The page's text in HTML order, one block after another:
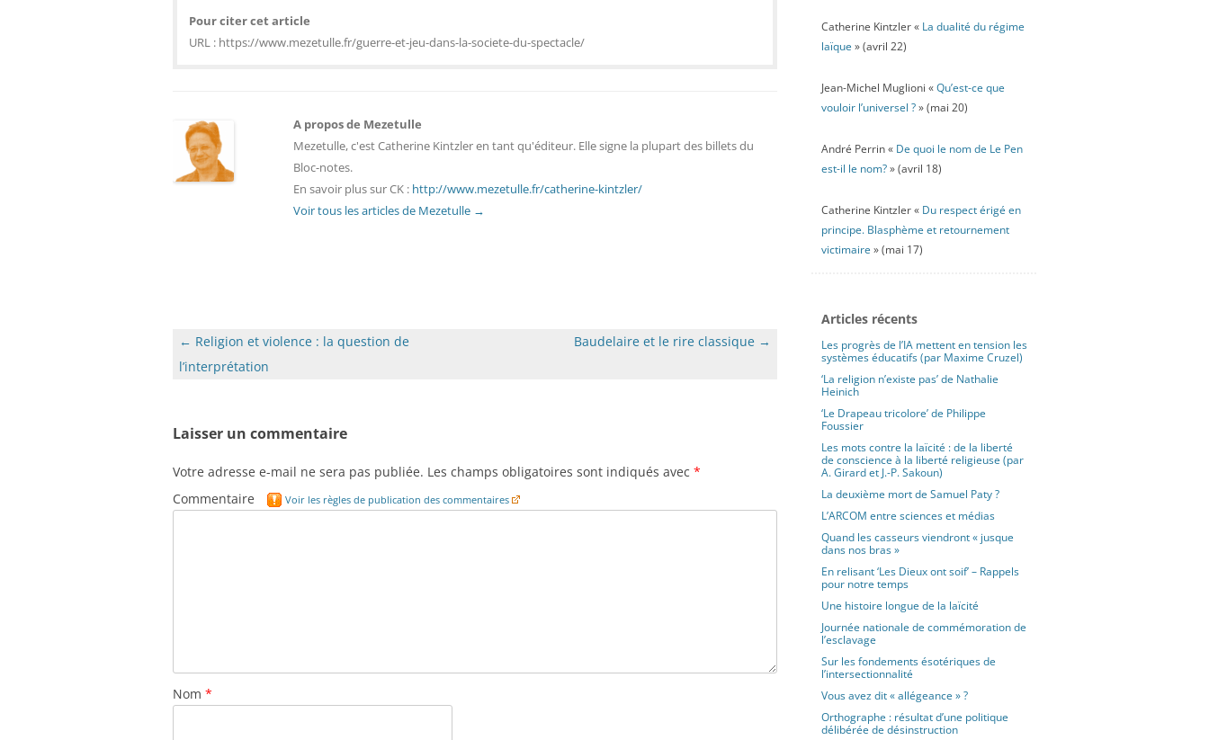
Pour citer cet article
URL : https://www.mezetulle.fr/guerre-et-jeu-dans-la-societe-du-spectacle/
A propos de Mezetulle
Mezetulle, c'est Catherine Kintzler en tant qu'éditeur. Elle signe la plupart des billets du
Bloc-notes.
En savoir plus sur CK : http://www.mezetulle.fr/catherine-kintzler/
Voir tous les articles de Mezetulle →
Navigation
des
← Religion et violence : la question de
l’interprétation
Baudelaire et le rire classique →
Laisser un commentaire
Votre adresse e-mail ne sera pas publiée. Les champs obligatoires sont indiqués avec *
Commentaire
Voir les règles de publication des commentaires
Nom *
Catherine Kintzler « La dualité du régime
laïque » (avril 22)
Jean-Michel Muglioni «Qu’est-ce que
vouloir l’universel ?» (mai 20)
André Perrin « De quoi le nom de Le Pen
est-il le nom?» (avril 18)
Catherine Kintzler « Du respect érigé en
principe. Blasphème et retournement
victimaire » (mai 17)
Articles récents
Les progrès de l’IA mettent en tension les
systèmes éducatifs (par Maxime Cruzel)
‘La religion n’existe pas’ de Nathalie
Heinich
‘Le Drapeau tricolore’ de Philippe
Foussier
Les mots contre la laïcité : de la liberté
de conscience à la liberté religieuse (par
A. Girard et J.-P. Sakoun)
La deuxième mort de Samuel Paty ?
L’ARCOM entre sciences et médias
Quand les casseurs viendront « jusque
dans nos bras »
En relisant ‘Les Dieux ont soif’ – Rappels
pour notre temps
Une histoire longue de la laïcité
Journée nationale de commémoration de
l’esclavage
Sur les fondements ésotériques de
l’intersectionnalité
Vous avez dit « allégeance » ?
Orthographe : résultat d’une politique
délibérée de désinstruction